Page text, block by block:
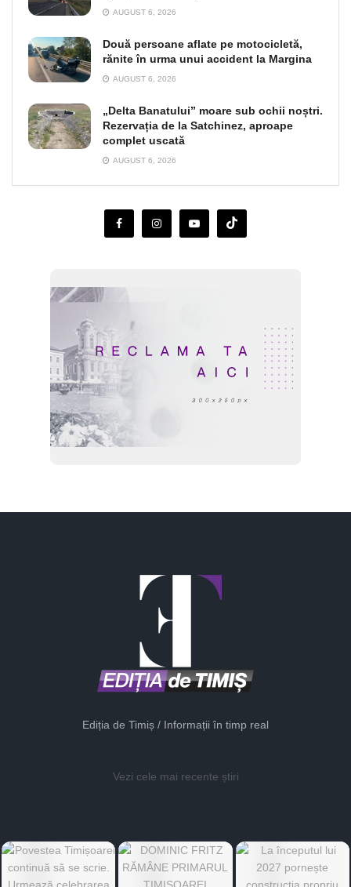
AUGUST 6, 2026
Două persoane aflate pe motocicletă,
rănite în urma unui accident la Margina
AUGUST 6, 2026
„Delta Banatului” moare sub ochii noștri.
Rezervația de la Satchinez, aproape
complet uscată
AUGUST 6, 2026
Ediția de Timiș / Informații în timp real
Vezi cele mai recente știri